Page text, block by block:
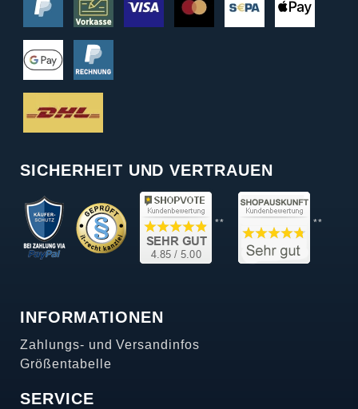
SICHERHEIT UND VERTRAUEN
** **
INFORMATIONEN
Zahlungs- und Versandinfos
Größentabelle
SERVICE